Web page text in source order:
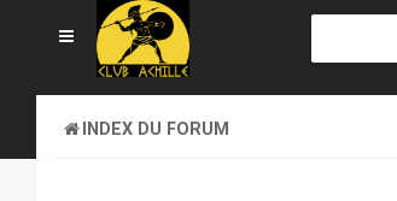
INDEX DU FORUM